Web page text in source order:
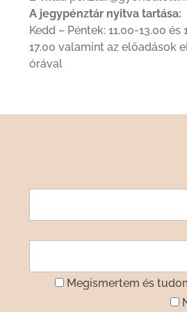
A jegypénztár nyitva tartása:
Kedd – Péntek: 11.00-13.00 és
17.00 valamint az előadások
órával
Megismertem és